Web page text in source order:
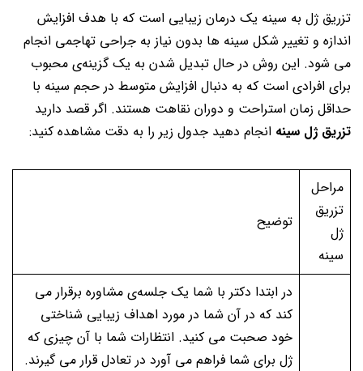
تزریق ژل به سینه یک درمان زیبایی است که با هدف افزایش
اندازه و تغییر شکل سینه ها بدون نیاز به جراحی تهاجمی انجام
می شود. این روش در حال تبدیل شدن به یک گزینه‌ی محبوب
برای افرادی است که به دنبال افزایش متوسط ​​در حجم سینه با
حداقل زمان استراحت و دوران نقاهت هستند. اگر قصد دارید
تزریق ژل سینه انجام دهید جدول زیر را به دقت مشاهده کنید:
مراحل
تزریق
ژل
سینه
توضیح
در ابتدا دکتر با شما یک جلسه‌ی مشاوره برقرار می
کند که در آن شما در مورد اهداف زیبایی شناختی
خود صحبت می کنید. انتظارات شما با آن چیزی که
ژل برای شما فراهم می آورد در تعادل قرار می گیرند.